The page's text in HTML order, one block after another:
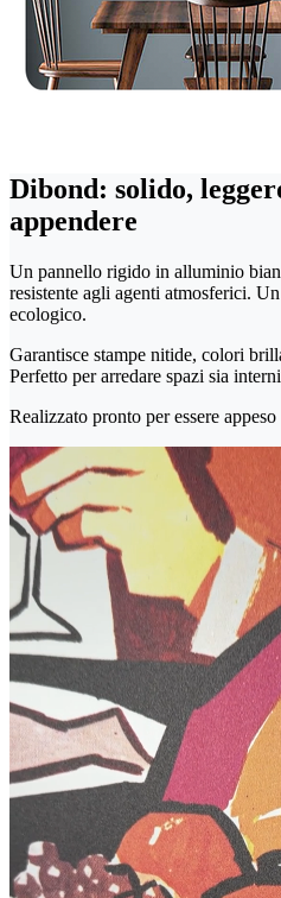
Dibond: solido,
appendere
Un pannello rigido in alluminio
resistente agli agenti atmosferici.
ecologico.
Garantisce stampe nitide, colori
Perfetto per arredare spazi sia
Realizzato pronto per essere appeso